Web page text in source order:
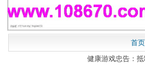
首页|
健康游戏忠告：